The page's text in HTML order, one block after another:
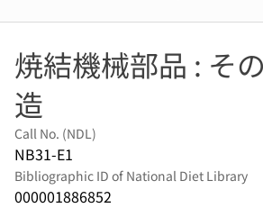
焼結機械部品 : そ
造
Call No. (NDL)
NB31-E1
Bibliographic ID of National Diet Library
000001886852